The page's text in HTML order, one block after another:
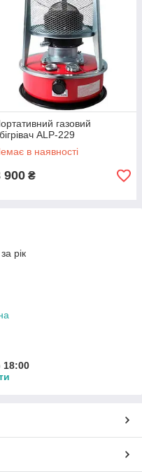
газовий
ALP-229
в наявності
900 ₴
рік
18:00